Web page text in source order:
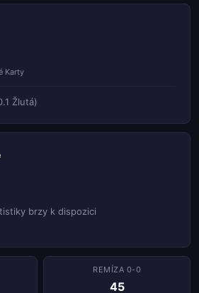
Karty
Žlutá)
brzy k dispozici
REMÍZA 0-0
45